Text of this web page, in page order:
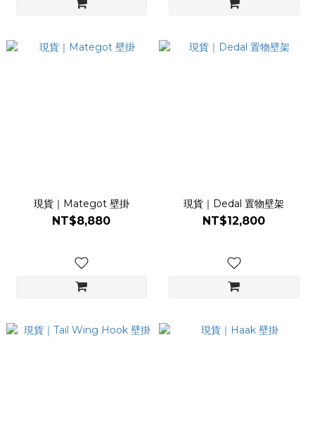
現貨｜Mategot 壁掛
NT$8,880
現貨｜Dedal 置物壁架
NT$12,800